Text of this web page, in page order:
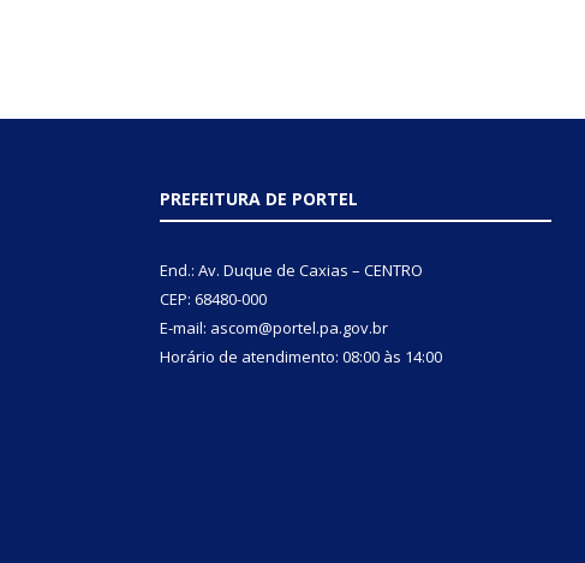
PREFEITURA DE PORTEL
End.: Av. Duque de Caxias – CENTRO
CEP: 68480-000
E-mail: ascom@portel.pa.gov.br
Horário de atendimento: 08:00 às 14:00